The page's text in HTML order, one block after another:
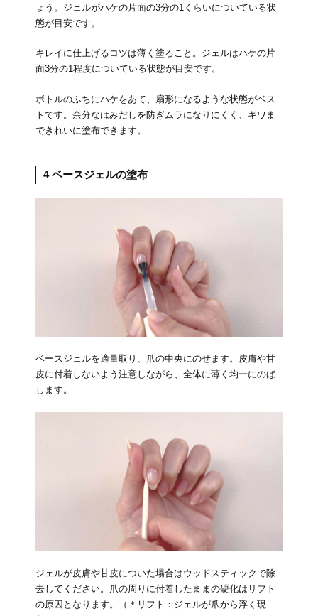
ょう。ジェルがハケの片面の3分の1くらいについている状
態が目安です。
キレイに仕上げるコツは薄く塗ること。ジェルはハケの片
面3分の1程度についている状態が目安です。
ボトルのふちにハケをあて、扇形になるような状態がベス
トです。余分なはみだしを防ぎムラになりにくく、キワま
できれいに塗布できます。
4 ベースジェルの塗布
ベースジェルを適量取り、爪の中央にのせます。皮膚や甘
皮に付着しないよう注意しながら、全体に薄く均一にのば
します。
ジェルが皮膚や甘皮についた場合はウッドスティックで除
去してください。爪の周りに付着したままの硬化はリフト
の原因となります。（＊リフト：ジェルが爪から浮く現